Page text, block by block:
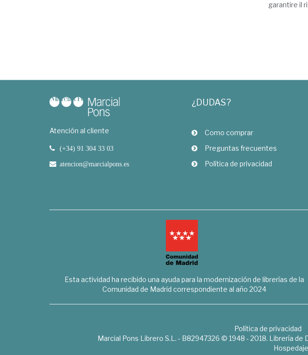
garantire il
Atención al cliente
(+34) 91 304 33 03
atencion@marcialpons.es
¿DUDAS?
Como comprar
Preguntas frecuentes
Política de privacidad
Esta actividad ha recibido una ayuda para la modernización de librerías de la
Comunidad de Madrid correspondiente al año 2024
Política de privacidad
Marcial Pons Librero S.L. - B82947326 © 1948 - 2018. Librería